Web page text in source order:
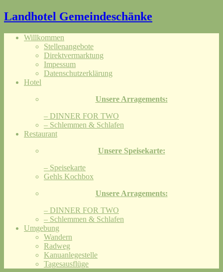
Landhotel Gemeindeschänke
Willkommen
Stellenangebote
Direktvermarktung
Impessum
Datenschutzerklärung
Hotel
Unsere Arragements:
– DINNER FOR TWO
– Schlemmen & Schlafen
Restaurant
Unsere Speisekarte:
– Speisekarte
Gehls Kochbox
Unsere Arragements:
– DINNER FOR TWO
– Schlemmen & Schlafen
Umgebung
Wandern
Radweg
Kanuanlegestelle
Tagesausflüge